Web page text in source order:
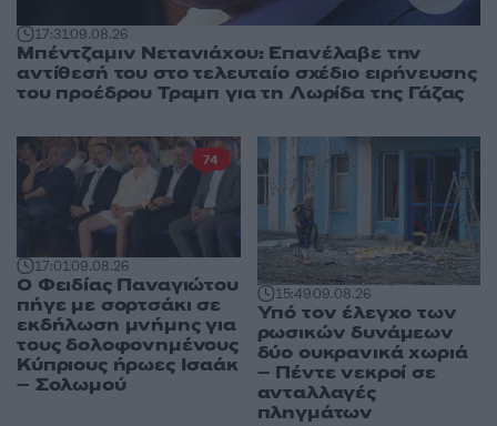
17:3109.08.26
Μπέντζαμιν Νετανιάχου: Επανέλαβε την
αντίθεσή του στο τελευταίο σχέδιο ειρήνευσης
του προέδρου Τραμπ για τη Λωρίδα της Γάζας
17:0109.08.26
Ο Φειδίας Παναγιώτου
πήγε με σορτσάκι σε
εκδήλωση μνήμης για
τους δολοφονημένους
Κύπριους ήρωες Ισαάκ
– Σολωμού
74
15:4909.08.26
Υπό τον έλεγχο των
ρωσικών δυνάμεων
δύο ουκρανικά χωριά
– Πέντε νεκροί σε
ανταλλαγές
πληγμάτων